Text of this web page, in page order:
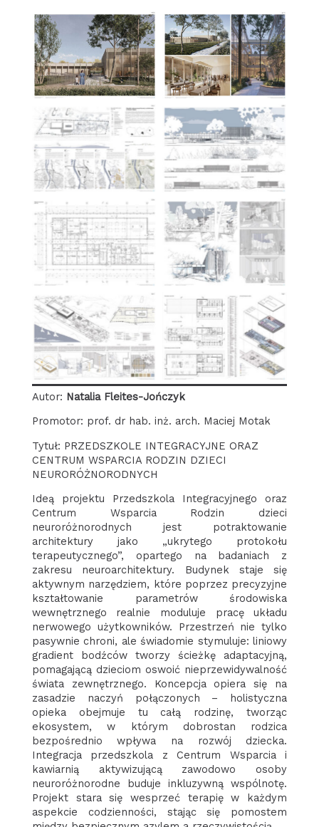
Autor: Natalia Fleites-Jończyk
Promotor: prof. dr hab. inż. arch. Maciej Motak
Tytuł: PRZEDSZKOLE INTEGRACYJNE ORAZ
CENTRUM WSPARCIA RODZIN DZIECI
NEURORÓŻNORODNYCH
Ideą projektu Przedszkola Integracyjnego oraz
Centrum Wsparcia Rodzin dzieci
neuroróżnorodnych jest potraktowanie
architektury jako „ukrytego protokołu
terapeutycznego”, opartego na badaniach z
zakresu neuroarchitektury. Budynek staje się
aktywnym narzędziem, które poprzez precyzyjne
kształtowanie parametrów środowiska
wewnętrznego realnie moduluje pracę układu
nerwowego użytkowników. Przestrzeń nie tylko
pasywnie chroni, ale świadomie stymuluje: liniowy
gradient bodźców tworzy ścieżkę adaptacyjną,
pomagającą dzieciom oswoić nieprzewidywalność
świata zewnętrznego. Koncepcja opiera się na
zasadzie naczyń połączonych – holistyczna
opieka obejmuje tu całą rodzinę, tworząc
ekosystem, w którym dobrostan rodzica
bezpośrednio wpływa na rozwój dziecka.
Integracja przedszkola z Centrum Wsparcia i
kawiarnią aktywizującą zawodowo osoby
neuroróżnorodne buduje inkluzywną wspólnotę.
Projekt stara się wesprzeć terapię w każdym
aspekcie codzienności, stając się pomostem